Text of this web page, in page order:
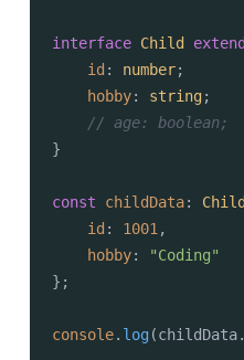
interface Child
id : number
hobby: string
// age: boolean;
}
const childData: Child
id : 1001 ,
hobby:
"Coding"
};
console. log(childData.